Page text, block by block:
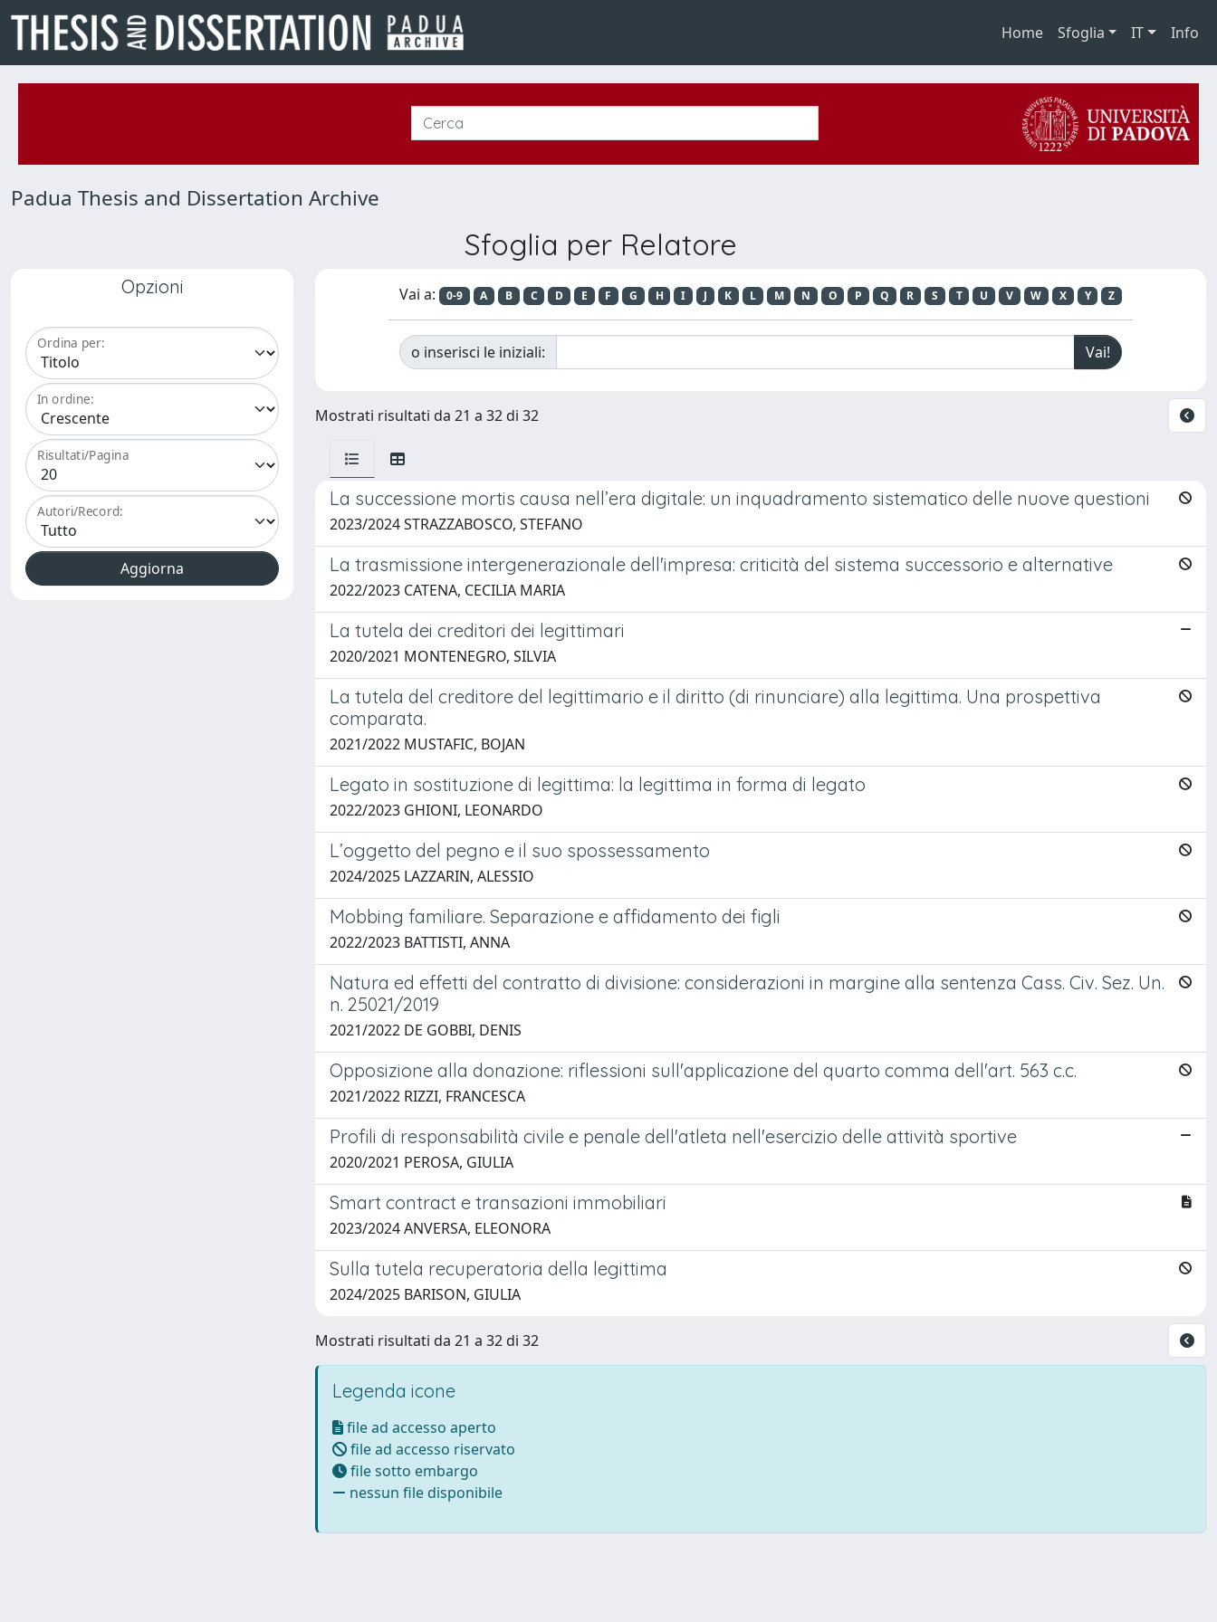
Home Sfoglia IT Info
Padua Thesis and Dissertation Archive
Sfoglia per Relatore
Opzioni
Ordina per:
In ordine:
Risultati/Pagina
Autori/Record:
Vai a: 0-9 A B C D E F G H I J K L M N O P Q R S T U V W X Y Z
o inserisci le iniziali:
Mostrati risultati da 21 a 32 di 32
La successione mortis causa nell’era digitale: un inquadramento sistematico delle nuove questioni
2023/2024 STRAZZABOSCO, STEFANO
La trasmissione intergenerazionale dell'impresa: criticità del sistema successorio e alternative
2022/2023 CATENA, CECILIA MARIA
La tutela dei creditori dei legittimari
2020/2021 MONTENEGRO, SILVIA
La tutela del creditore del legittimario e il diritto (di rinunciare) alla legittima. Una prospettiva
comparata.
2021/2022 MUSTAFIC, BOJAN
Legato in sostituzione di legittima: la legittima in forma di legato
2022/2023 GHIONI, LEONARDO
L’oggetto del pegno e il suo spossessamento
2024/2025 LAZZARIN, ALESSIO
Mobbing familiare. Separazione e affidamento dei figli
2022/2023 BATTISTI, ANNA
Natura ed effetti del contratto di divisione: considerazioni in margine alla sentenza Cass. Civ. Sez. Un.
n. 25021/2019
2021/2022 DE GOBBI, DENIS
Opposizione alla donazione: riflessioni sull'applicazione del quarto comma dell'art. 563 c.c.
2021/2022 RIZZI, FRANCESCA
Profili di responsabilità civile e penale dell'atleta nell'esercizio delle attività sportive
2020/2021 PEROSA, GIULIA
Smart contract e transazioni immobiliari
2023/2024 ANVERSA, ELEONORA
Sulla tutela recuperatoria della legittima
2024/2025 BARISON, GIULIA
Mostrati risultati da 21 a 32 di 32
Legenda icone
file ad accesso aperto
file ad accesso riservato
file sotto embargo
nessun file disponibile